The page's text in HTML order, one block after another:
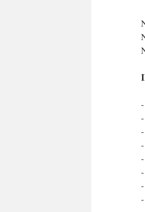
Entrées